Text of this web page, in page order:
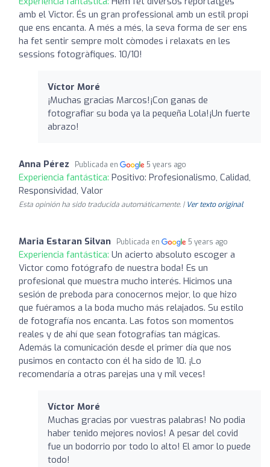
amb el Victor. És un gran professional amb un estil propi
que ens encanta. A més a més, la seva forma de ser ens
ha fet sentir sempre molt còmodes i relaxats en les
sessions fotogràfiques. 10/10!
Víctor Moré
¡Muchas gracias Marcos!¡Con ganas de
fotografiar su boda ya la pequeña Lola!¡Un fuerte
abrazo!
Anna Pérez Publicada en 5 years ago
Experiencia fantástica: Positivo: Profesionalismo, Calidad,
Responsividad, Valor
Esta opinión ha sido traducida automáticamente. | Ver texto original
Maria Estaran Silvan Publicada en 5 years ago
Experiencia fantástica: Un acierto absoluto escoger a
Victor como fotógrafo de nuestra boda! Es un
profesional que muestra mucho interés. Hicimos una
sesión de preboda para conocernos mejor, lo que hizo
que fuéramos a la boda mucho más relajados. Su estilo
de fotografía nos encanta. Las fotos son momentos
reales y de ahí que sean fotografías tan mágicas.
Además la comunicación desde el primer día que nos
pusimos en contacto con él ha sido de 10. ¡Lo
recomendaría a otras parejas una y mil veces!
Víctor Moré
Muchas gracias por vuestras palabras! No podia
haber tenido mejores novios! A pesar del covid
fue un bodorrio por todo lo alto! El amor lo puede
todo!